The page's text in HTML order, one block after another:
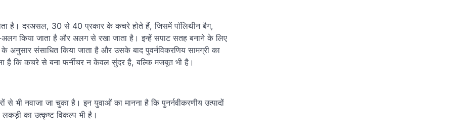
होता है। दरअसल, 30 से 40 प्रकार के कचरे होते हैं, जिसमें पॉलिथीन बैग,
अलग किया जाता है और अलग से रखा जाता है। इन्हें सपाट सतह बनाने के लिए
संसाधित किया जाता है और उसके बाद पुवर्नविकरणिय सामग्री का
है कि कचरे से बना फर्नीचर न केवल सुंदर है, बल्कि मजबूत भी है।
भी नवाजा जा चुका है। इन युवाओं का मानना है कि पुनर्नवीकरणीय उत्पादों
का उत्कृष्ट विकल्प भी है।